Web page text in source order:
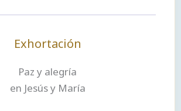
Exhortación
Paz y alegría
en Jesús y María